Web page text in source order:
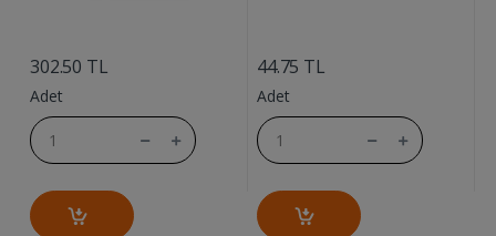
302.50 TL
Adet
44.75 TL
Adet